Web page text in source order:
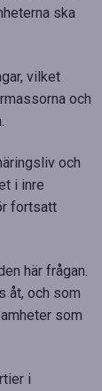
ska
vilket
och
och
i inre
fortsatt
här frågan.
åt, och som
som
i